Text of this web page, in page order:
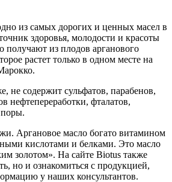
из самых дорогих и ценных масел в
здоровья, молодости и красоты
получают из плодов арганового
растет только в одном месте на
не содержит сульфатов, парабенов,
нефтепереработки, фталатов,
поры.
Аргановое масло богато витамином
кислотами и белками. Это масло
золотом». На сайте Biotus также
но и ознакомиться с продукцией,
у наших консультантов.